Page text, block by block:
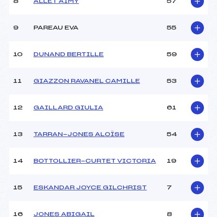
Ouvreurs D :
Météo :
Nombre de portes :
21
Traceur :
MOLLIER (MB)
AUDIBERT (MB)
ROUSSET (MB)
Ouvreurs C :
VILLARD (MB)
Ouvreurs E :
Pénalité appliquée :
8 ALLET AIMY 57
9 PAREAU EVA 55
10 DUNAND BERTILLE 59
11 GIAZZON RAVANEL CAMILLE 53
12 GAILLARD GIULIA 61
13 TARRAN-JONES ALOÏSE 54
14 BOTTOLLIER-CURTET VICTORIA 19
15 ESKANDAR JOYCE GILCHRIST 7
16 JONES ABIGAIL 8